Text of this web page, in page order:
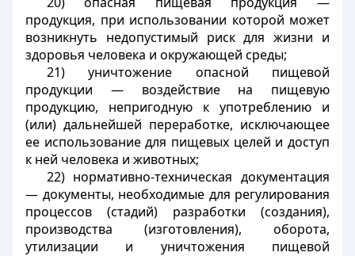
продукция, при использовании которой может
возникнуть недопустимый риск для жизни и
здоровья человека и окружающей среды;
21) уничтожение опасной пищевой
продукции — воздействие на пищевую
продукцию, непригодную к употреблению и
(или) дальнейшей переработке, исключающее
ее использование для пищевых целей и доступ
к ней человека и животных;
22) нормативно-техническая документация
— документы, необходимые для регулирования
процессов (стадий) разработки (создания),
производства (изготовления), оборота,
утилизации и уничтожения пищевой